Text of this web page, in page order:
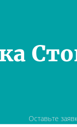
Оставьте